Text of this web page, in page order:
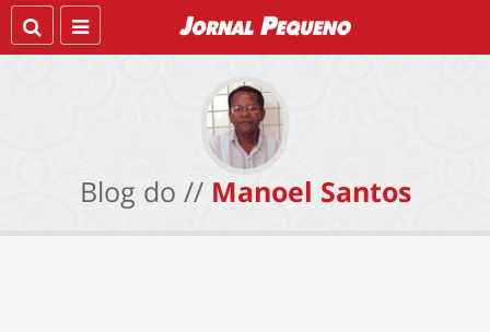
Blog do // Manoel Santos